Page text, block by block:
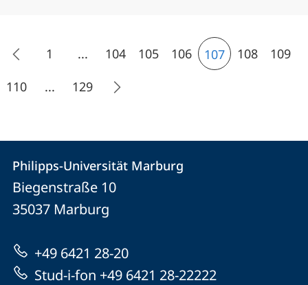
1 ... 104 105 106 107 108
109
110
... 129
Kontakt
und
Informationen
zur
Website
Kontaktinformationen
Philipps-
Universität
Marburg
Philipps-Universität Marburg
Biegenstraße 10
35037 Marburg
+49 6421 28-20
Stud-i-fon +49 6421 28-22222